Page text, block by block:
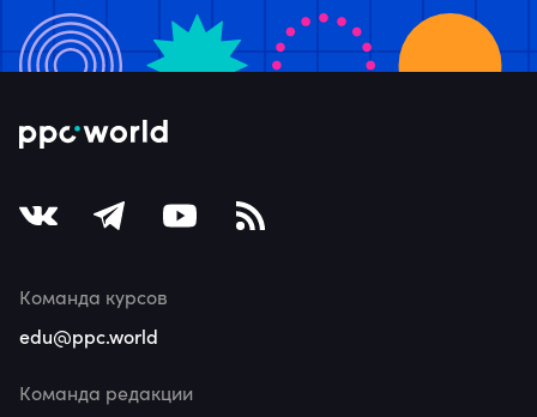
Команда курсов
edu@ppc.world
Команда редакции